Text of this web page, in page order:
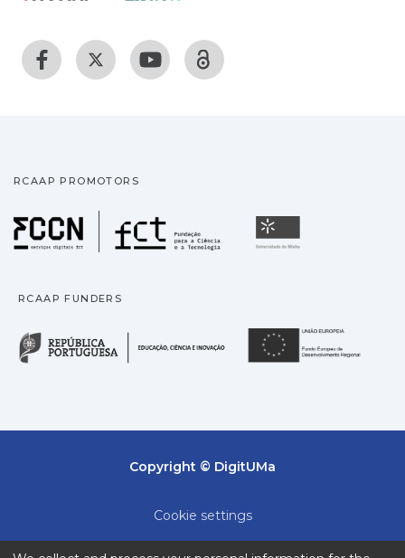
RCAAP PROMOTORS
Fundação para a
RCAAP FUNDERS
República Portuguesa
Copyright © DigitUMa
Cookie settings